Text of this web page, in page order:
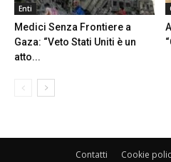
Enti
Medici Senza Frontiere a
Gaza: “Veto Stati Uniti è un
atto...
Contatti Cookie